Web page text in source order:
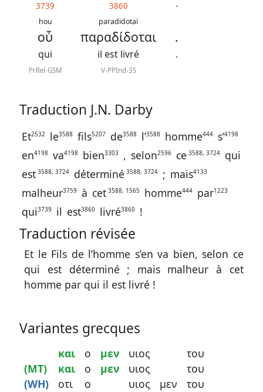
3739
hou
οὗ
qui
PrRel-GSM
3860
paradidotaï
παραδίδοται
il est livré
V-PPInd-3S
-
.
.
Traduction J.N. Darby
Et2532 le3588 fils5207 de3588 l’3588 homme444 s’4198
en4198 va4198 bien3303 , selon2596 ce 3588, 3724
qui
est 3588, 3724 déterminé 3588, 3724 ; mais4133
malheur3759 à cet 3588, 1565 homme444 par1223
qui3739 il est3860 livré3860 !
Traduction révisée
Et le Fils de l’homme s’en va bien, selon ce
qui est déterminé ; mais malheur à cet
homme par qui il est livré !
Variantes grecques
(MT)
(WH)
και
και
οτι
ο
ο
ο
μεν
μεν
υιος
υιος
υιος
μεν
του
του
του
contacter
Signaler
erreur
Participer
aux
coûts